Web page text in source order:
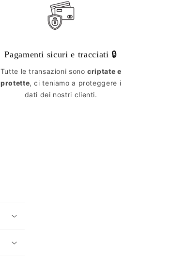
Pagamenti sicuri e tracciati 🔒
Tutte le transazioni sonocriptate e
protette, ci teniamo a proteggere i
dati dei nostri clienti.